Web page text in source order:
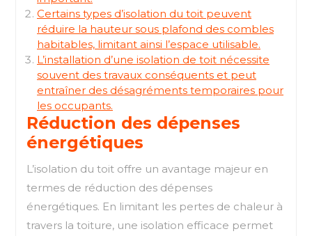
Certains types d’isolation du toit peuvent
réduire la hauteur sous plafond des combles
habitables, limitant ainsi l’espace utilisable.
L’installation d’une isolation de toit nécessite
souvent des travaux conséquents et peut
entraîner des désagréments temporaires pour
les occupants.
Réduction des dépenses
énergétiques
L’isolation du toit offre un avantage majeur en
termes de réduction des dépenses
énergétiques. En limitant les pertes de chaleur à
travers la toiture, une isolation efficace permet